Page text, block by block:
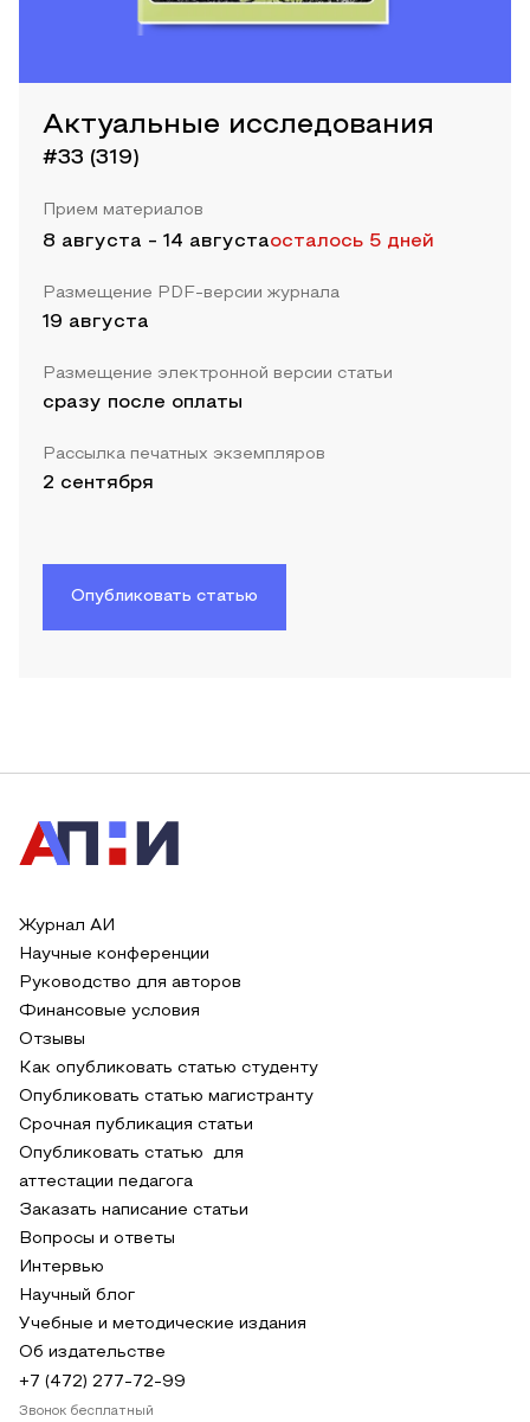
Актуальные исследования
#33 (319)
Прием материалов
8 августа - 14 августаосталось 5 дней
Размещение PDF-версии журнала
19 августа
Размещение электронной версии статьи
сразу после оплаты
Рассылка печатных экземпляров
2 сентября
Опубликовать статью
Журнал АИ
Научные конференции
Руководство для авторов
Финансовые условия
Отзывы
Как опубликовать статью студенту
Опубликовать статью магистранту
Срочная публикация статьи
Опубликовать статью для
аттестации педагога
Заказать написание статьи
Вопросы и ответы
Интервью
Научный блог
Учебные и методические издания
Об издательстве
+7 (472) 277-72-99
Звонок бесплатный